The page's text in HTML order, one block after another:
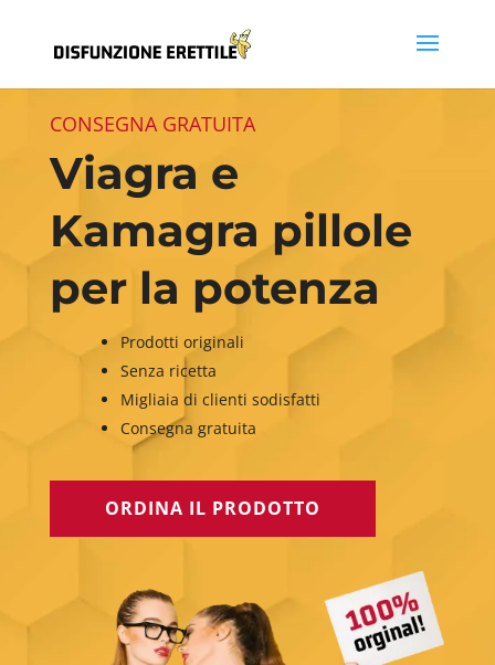
CONSEGNA GRATUITA
Viagra e
Kamagra pillole
per la potenza
Prodotti originali
Senza ricetta
Migliaia di clienti sodisfatti
Consegna gratuita
ORDINA IL PRODOTTO